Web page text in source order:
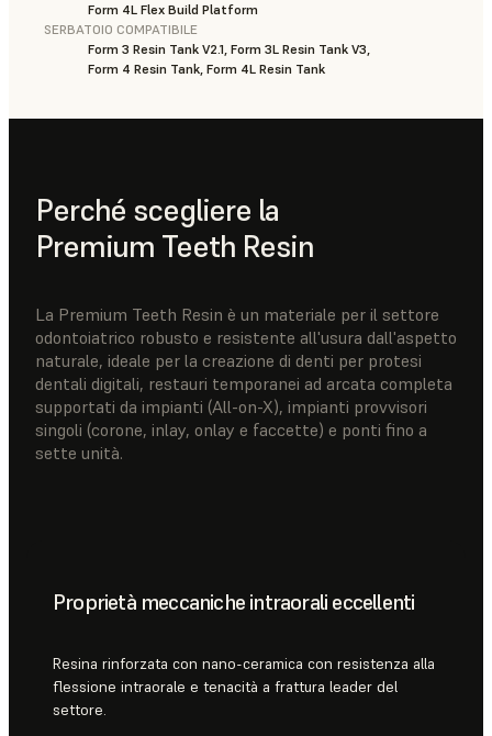
Form 4L Flex Build Platform
SERBATOIO COMPATIBILE
Form 3 Resin Tank V2.1, Form 3L Resin Tank V3,
Form 4 Resin Tank, Form 4L Resin Tank
Perché scegliere la
Premium Teeth Resin
La Premium Teeth Resin è un materiale per il settore
odontoiatrico robusto e resistente all'usura dall'aspetto
naturale, ideale per la creazione di denti per protesi
dentali digitali, restauri temporanei ad arcata completa
supportati da impianti (All-on-X), impianti provvisori
singoli (corone, inlay, onlay e faccette) e ponti fino a
sette unità.
Proprietà meccaniche intraorali eccellenti
Resina rinforzata con nano-ceramica con resistenza alla
flessione intraorale e tenacità a frattura leader del
settore.